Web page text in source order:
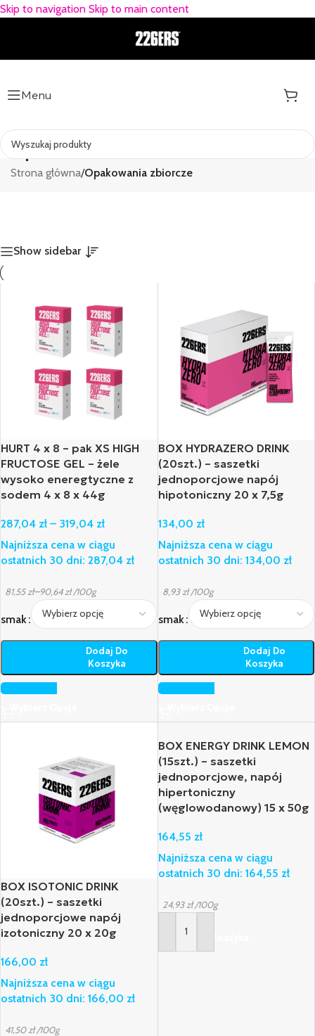
Skip to navigation Skip to main content
Menu
Opakowania zbiorcze
Strona główna/Opakowania zbiorcze
Show sidebar
HURT 4 x 8 – pak XS HIGH
FRUCTOSE GEL – żele
wysoko eneregtyczne z
sodem 4 x 8 x 44g
287,04 zł – 319,04 zł
Najniższa cena w ciągu
ostatnich 30 dni: 287,04 zł
81,55zł–90,64zł /100g
smak
Dodaj Do
Koszyka
BOX HYDRAZERO DRINK
(20szt.) – saszetki
jednoporcjowe napój
hipotoniczny 20 x 7,5g
134,00 zł
Najniższa cena w ciągu
ostatnich 30 dni: 134,00 zł
8,93zł /100g
smak
Dodaj Do
Koszyka
BOX ISOTONIC DRINK
(20szt.) – saszetki
jednoporcjowe napój
izotoniczny 20 x 20g
166,00 zł
Najniższa cena w ciągu
ostatnich 30 dni: 166,00 zł
41,50zł /100g
BOX ENERGY DRINK LEMON
(15szt.) – saszetki
jednoporcjowe, napój
hipertoniczny
(węglowodanowy) 15 x 50g
164,55 zł
Najniższa cena w ciągu
ostatnich 30 dni: 164,55 zł
24,93zł /100g
Dodaj Do Koszyka